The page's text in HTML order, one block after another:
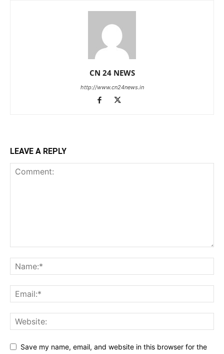
CN 24 NEWS
http://www.cn24news.in
LEAVE A REPLY
Save my name, email, and website in this browser for the